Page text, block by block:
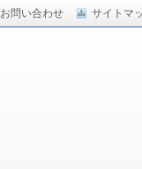
お問い合わせ サイトマ